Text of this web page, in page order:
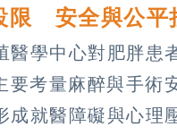
限 安全與公平
醫學中心對肥胖患
要考量麻醉與手術
成就醫障礙與心理